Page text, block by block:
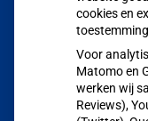
POH GGZ Marion
Jong en alert: hoe
dan een knobbeltje
Sinds huisartsen
cookies en
Voor
Matomo en
werken wij
Reviews),